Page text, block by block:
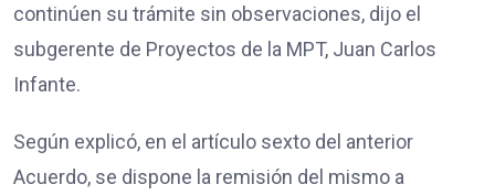
continúen su trámite sin observaciones, dijo el
subgerente de Proyectos de la MPT, Juan Carlos
Infante.
Según explicó, en el artículo sexto del anterior
Acuerdo, se dispone la remisión del mismo a